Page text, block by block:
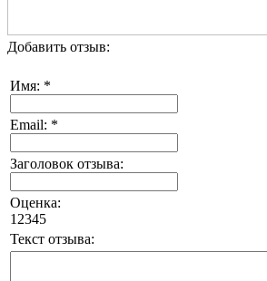
Добавить отзыв:
Имя: *
Email: *
Заголовок отзыва:
Оценка:
1 2345
Текст отзыва: